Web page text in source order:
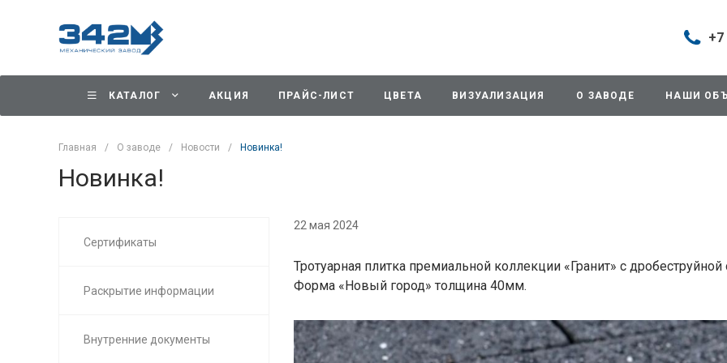
+7
+7
г.
д.11/10
г.
КАТАЛОГ АКЦИЯ ПРАЙС-ЛИСТ ЦВЕТА ВИЗУАЛИЗАЦИЯ О ЗАВОДЕ НАШИ
Главная / О заводе / Новости / Новинка!
Новинка!
Сертификаты
Раскрытие информации
Внутренние документы
22 мая 2024
Тротуарная плитка премиальной коллекции «Гранит» с дробеструйной
Форма «Новый город» толщина 40мм.